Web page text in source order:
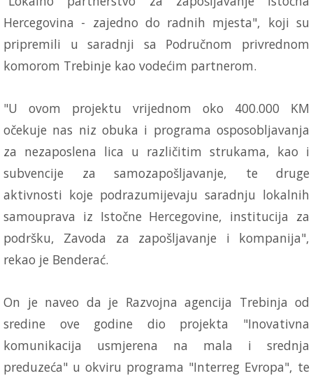
Hercegovina - zajedno do radnih mjesta", koji su
pripremili u saradnji sa Područnom privrednom
komorom Trebinje kao vodećim partnerom.
"U ovom projektu vrijednom oko 400.000 KM
očekuje nas niz obuka i programa osposobljavanja
za nezaposlena lica u različitim strukama, kao i
subvencije za samozapošljavanje, te druge
aktivnosti koje podrazumijevaju saradnju lokalnih
samouprava iz Istočne Hercegovine, institucija za
podršku, Zavoda za zapošljavanje i kompanija",
rekao je Benderać.
On je naveo da je Razvojna agencija Trebinja od
sredine ove godine dio projekta "Inovativna
komunikacija usmjerena na mala i srednja
preduzeća" u okviru programa "Interreg Evropa", te